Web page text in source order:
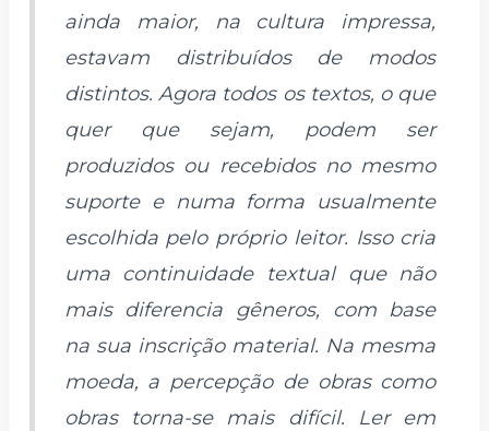
ainda maior, na cultura impressa,
estavam distribuídos de modos
distintos. Agora todos os textos, o que
quer que sejam, podem ser
produzidos ou recebidos no mesmo
suporte e numa forma usualmente
escolhida pelo próprio leitor. Isso cria
uma continuidade textual que não
mais diferencia gêneros, com base
na sua inscrição material. Na mesma
moeda, a percepção de obras como
obras torna-se mais difícil. Ler em